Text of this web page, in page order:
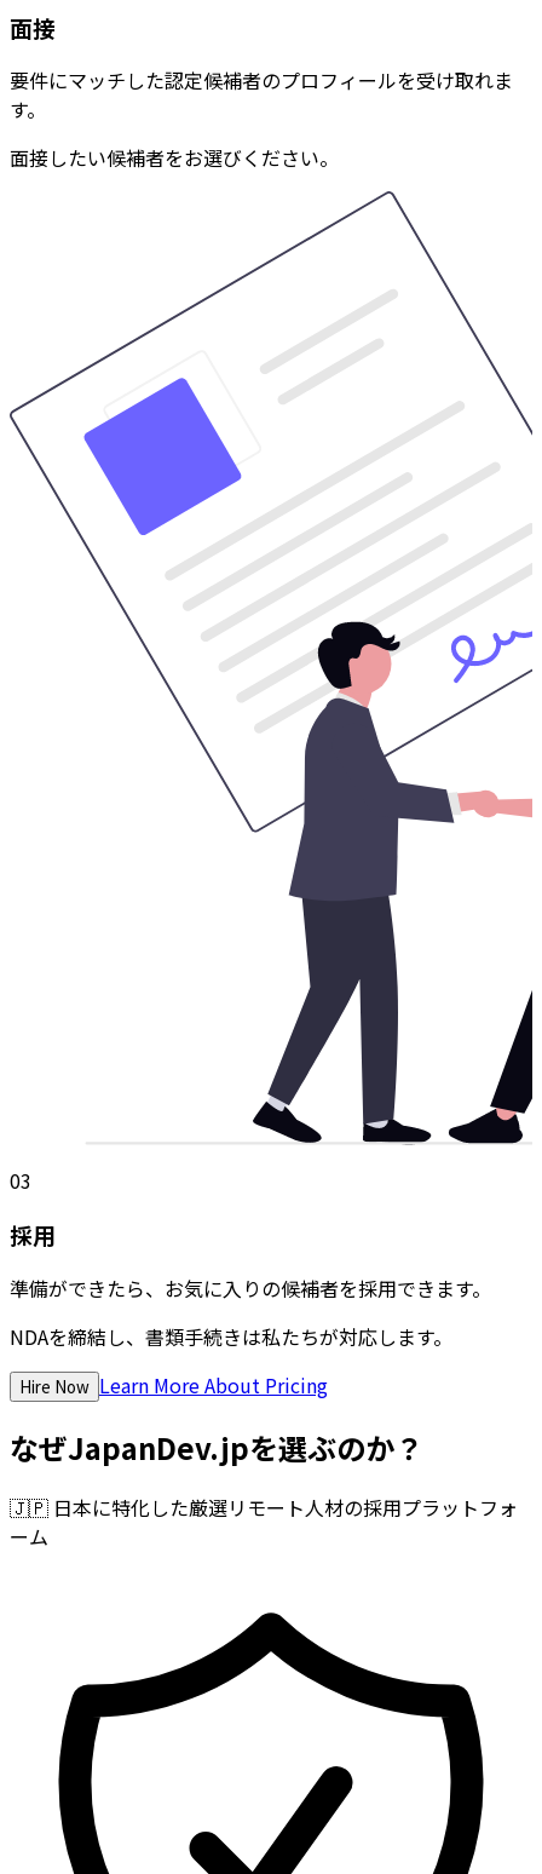
面接
要件にマッチした認定候補者のプロフィールを受け取れま
す。
面接したい候補者をお選びください。
03
採用
準備ができたら、お気に入りの候補者を採用できます。
NDAを締結し、書類手続きは私たちが対応します。
Hire Now Learn More About Pricing
なぜJapanDev.jpを選ぶのか？
🇯🇵 日本に特化した厳選リモート人材の採用プラットフォ
ーム